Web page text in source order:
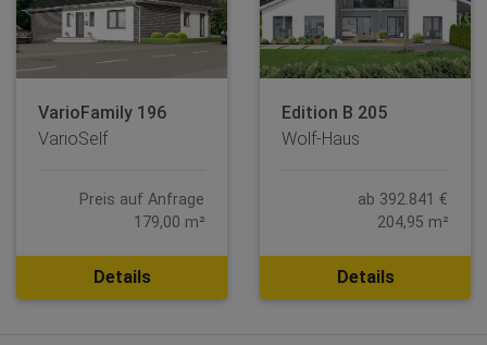
VarioFamily 196
VarioSelf
Preis auf Anfrage
179,00 m²
Details
Edition B 205
Wolf-Haus
ab 392.841 €
204,95 m²
Details